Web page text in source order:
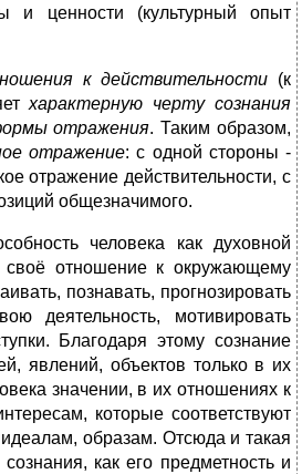
и ценности (культурный опыт
к действительности (к
характерную черту сознания
отражения. Таким образом,
отражение: с одной стороны -
отражение действительности, с
общезначимого.
человека как духовной
своё отношение к окружающему
позна­вать, прогнозировать
деятельность, мотивировать
Благодаря этому сознание
явлений, объектов только в их
значении, в их отношениях к
которые соответствуют
образам. Отсюда и такая
как его предметность и